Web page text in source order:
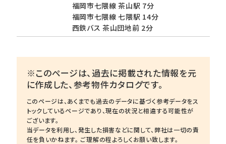
福岡市七隈線 茶山駅 7分
福岡市七隈線 七隈駅 14分
西鉄バス 茶山団地前 2分
※このページは、過去に掲載された情報を元
に作成した、参考物件カタログです。
このページは、あくまでも過去のデータに基づく参考データをス
トックしているページであり、現在の状況と相違する可能性が
ございます。
当データを利用し、発生した損害などに関して、弊社は一切の責
任を負いかねます。 ご理解の程よろしくお願い致します。